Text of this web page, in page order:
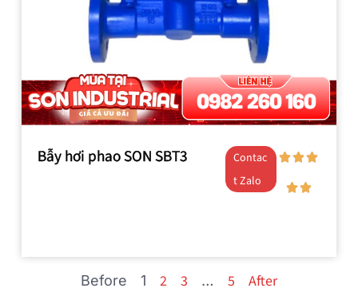
Bẫy hơi phao SON SBT3
Contac
t Zalo
Before 1 2 3 … 5 After